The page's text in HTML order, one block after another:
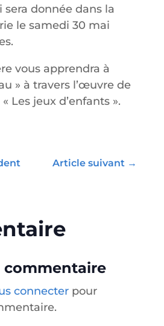
donnée dans la
le samedi 30 mai
vous apprendra à
» à travers l’œuvre de
Les jeux d’enfants ».
Article suivant →
commentaire
connecterpour